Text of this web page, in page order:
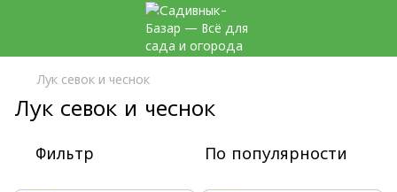
Лук севок и чеснок
Лук севок и чеснок
Фильтр По популярности